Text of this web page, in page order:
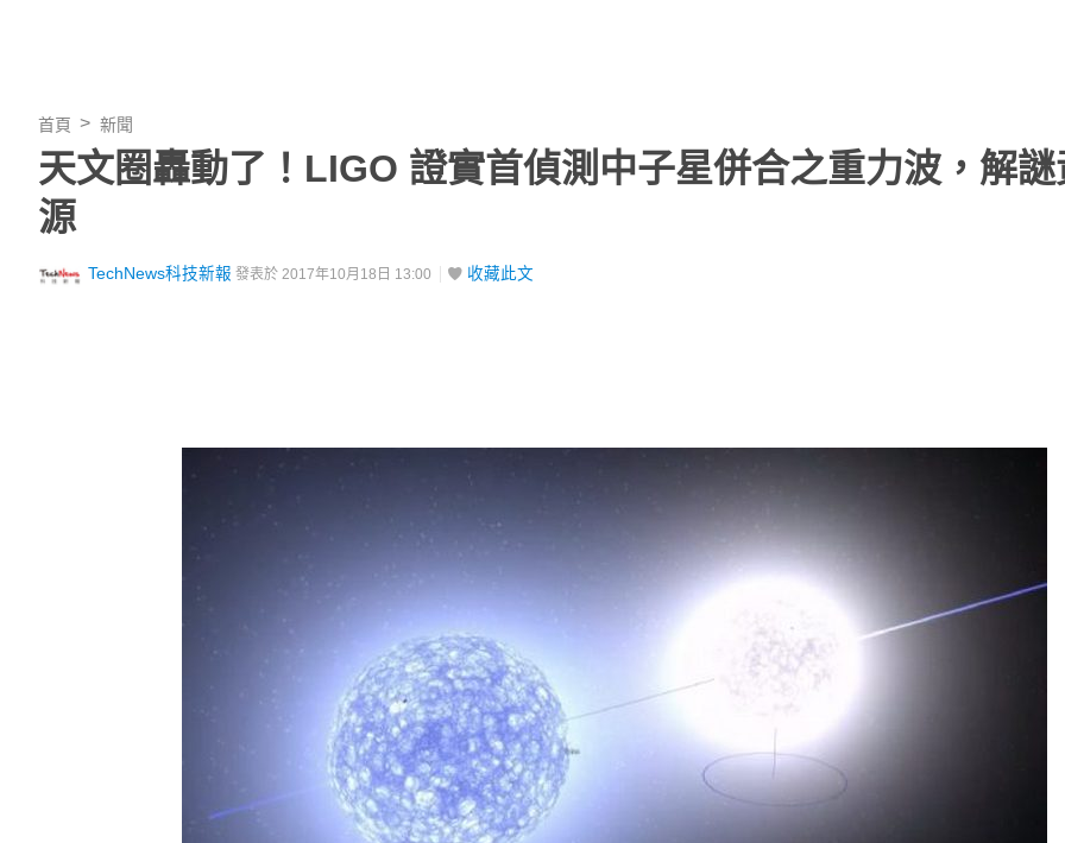
首頁 新聞
天文圈轟動了！LIGO 證實首偵測中子星併合之重力波，解
源
TechNews科技新報 發表於 2017年10月18日 13:00 收藏此文